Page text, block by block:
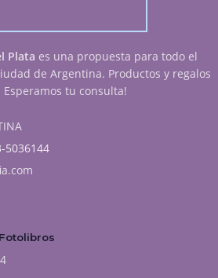
Plata es una propuesta para todo el
de Argentina. Productos y regalos
tu consulta!
5036144